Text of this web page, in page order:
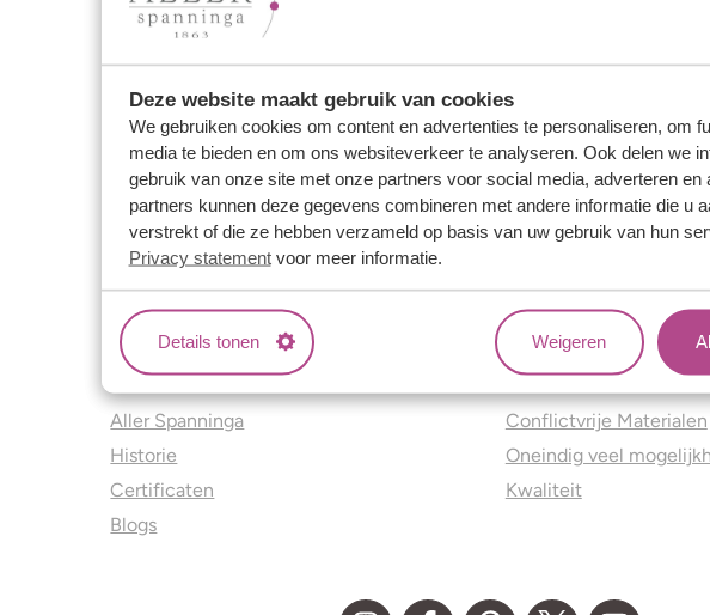
Deze website maakt gebruik van cookies
We gebruiken cookies om content en advertenties te personaliseren, om
media te bieden en om ons websiteverkeer te analyseren. Ook delen we
gebruik van onze site met onze partners voor social media, adverteren en
partners kunnen deze gegevens combineren met andere informatie die u
verstrekt of die ze hebben verzameld op basis van uw gebruik van hun
Privacy statementvoor meer informatie.
Details tonen Weigeren
Over ons
Aller Spanninga
Historie
Certificaten
Blogs
Jouw
Conflictvrije Materialen
Oneindig veel
Kwaliteit